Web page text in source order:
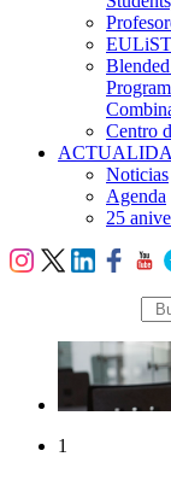
EULiST
Centro
Noticias
Agenda
25
1